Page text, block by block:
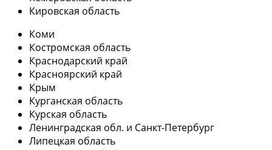
Кировская область
Коми
Костромская область
Краснодарский край
Красноярский край
Крым
Курганская область
Курская область
Ленинградская обл. и Санкт-Петербург
Липецкая область